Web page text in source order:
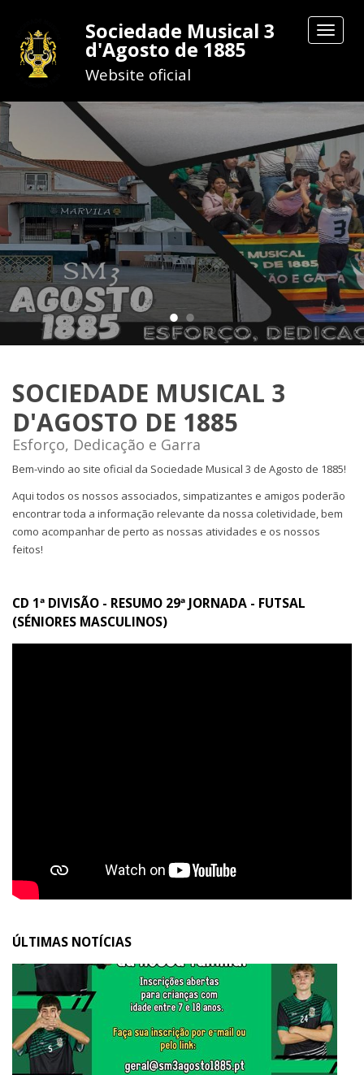
Toggle
Sociedade Musical 3
d'Agosto de 1885
Website oficial
SOCIEDADE MUSICAL 3
D'AGOSTO DE 1885
Esforço, Dedicação e Garra
Bem-vindo ao site oficial da Sociedade Musical 3 de Agosto de 1885!
Aqui todos os nossos associados, simpatizantes e amigos poderão
encontrar toda a informação relevante da nossa coletividade, bem
como acompanhar de perto as nossas atividades e os nossos
feitos!
CD 1ª DIVISÃO - RESUMO 29ª JORNADA - FUTSAL
(SÉNIORES MASCULINOS)
ÚLTIMAS NOTÍCIAS